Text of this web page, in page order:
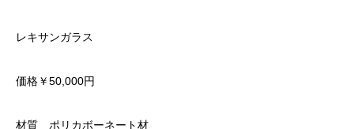
レキサンガラス
価格￥50,000円
材質 ポリカボーネート材